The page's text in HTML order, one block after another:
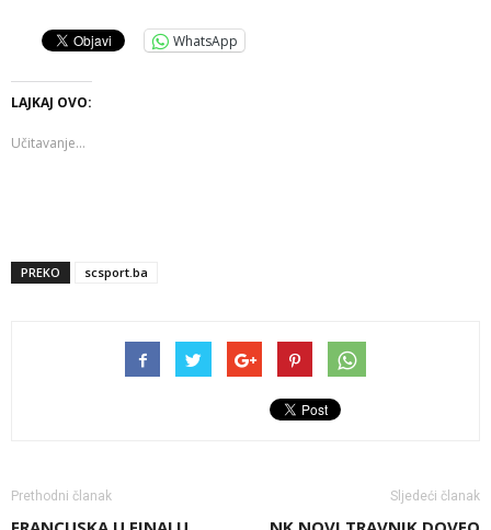
WhatsApp
LAJKAJ OVO:
Učitavanje...
PREKO scsport.ba
Prethodni članak Sljedeći članak